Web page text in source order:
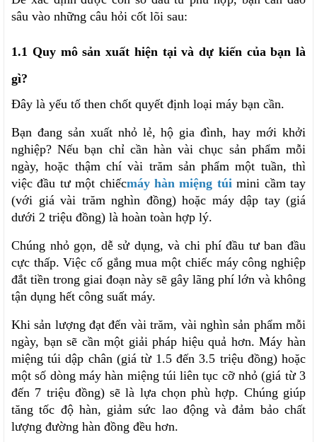
sâu vào những câu hỏi cốt lõi sau:
1.1 Quy mô sản xuất hiện tại và dự kiến của bạn là
gì?
Đây là yếu tố then chốt quyết định loại máy bạn cần.
Bạn đang sản xuất nhỏ lẻ, hộ gia đình, hay mới khởi
nghiệp? Nếu bạn chỉ cần hàn vài chục sản phẩm mỗi
ngày, hoặc thậm chí vài trăm sản phẩm một tuần, thì
việc đầu tư một chiếcmáy hàn miệng túi mini cầm tay
(với giá vài trăm nghìn đồng) hoặc máy dập tay (giá
dưới 2 triệu đồng) là hoàn toàn hợp lý.
Chúng nhỏ gọn, dễ sử dụng, và chi phí đầu tư ban đầu
cực thấp. Việc cố gắng mua một chiếc máy công nghiệp
đắt tiền trong giai đoạn này sẽ gây lãng phí lớn và không
tận dụng hết công suất máy.
Khi sản lượng đạt đến vài trăm, vài nghìn sản phẩm mỗi
ngày, bạn sẽ cần một giải pháp hiệu quả hơn. Máy hàn
miệng túi dập chân (giá từ 1.5 đến 3.5 triệu đồng) hoặc
một số dòng máy hàn miệng túi liên tục cỡ nhỏ (giá từ 3
đến 7 triệu đồng) sẽ là lựa chọn phù hợp. Chúng giúp
tăng tốc độ hàn, giảm sức lao động và đảm bảo chất
lượng đường hàn đồng đều hơn.